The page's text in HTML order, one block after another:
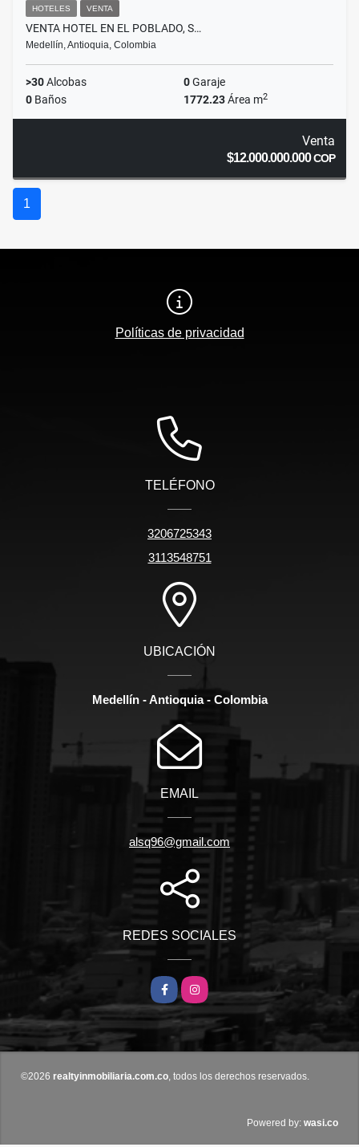
HOTELES VENTA
VENTA HOTEL EN EL POBLADO, S…
Medellín, Antioquia, Colombia
>30Alcobas 0Garaje
0 Baños 1772.23Área m2
Venta
$12.000.000.000COP
1
Políticas de privacidad
TELÉFONO
3206725343
3113548751
UBICACIÓN
Medellín - Antioquia - Colombia
EMAIL
alsq96@gmail.com
REDES SOCIALES
Facebook
Instagram
©2026 realtyinmobiliaria.com.co, todos los derechos reservados.
Powered by: wasi.co